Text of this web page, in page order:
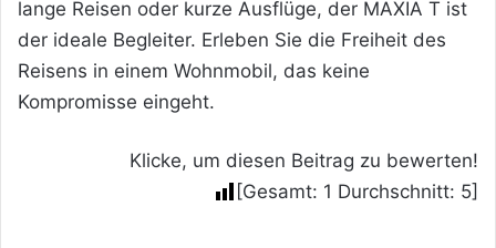
lange Reisen oder kurze Ausflüge, der MAXIA T ist
der ideale Begleiter. Erleben Sie die Freiheit des
Reisens in einem Wohnmobil, das keine
Kompromisse eingeht.
Klicke, um diesen Beitrag zu bewerten!
[Gesamt: 1 Durchschnitt: 5]